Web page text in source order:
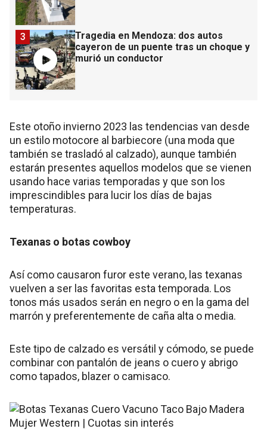
Tragedia en Mendoza: dos autos
cayeron de un puente tras un choque y
murió un conductor
3
Este otoño invierno 2023 las tendencias van desde
un estilo motocore al barbiecore (una moda que
también se trasladó al calzado), aunque también
estarán presentes aquellos modelos que se vienen
usando hace varias temporadas y que son los
imprescindibles para lucir los días de bajas
temperaturas.
Texanas o botas cowboy
Así como causaron furor este verano, las texanas
vuelven a ser las favoritas esta temporada. Los
tonos más usados serán en negro o en la gama del
marrón y preferentemente de caña alta o media.
Este tipo de calzado es versátil y cómodo, se puede
combinar con pantalón de jeans o cuero y abrigo
como tapados, blazer o camisaco.